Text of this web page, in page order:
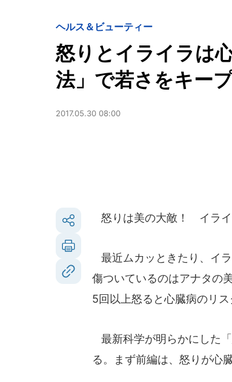
ヘルス＆ビューティー
怒りとイライラは
法」で若さをキープ
2017.05.30 08:00
怒りは美の大敵！ イラ
最近ムカッときたり、イ
傷ついているのはアナタの
5回以上怒ると心臓病のリス
最新科学が明らかにした
る。まず前編は、怒りが心